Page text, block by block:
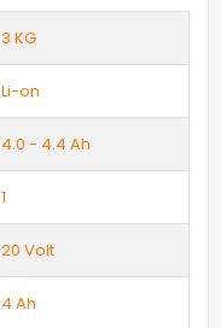
3 KG
Li-on
4.0 - 4.4 Ah
1
20 Volt
4 Ah